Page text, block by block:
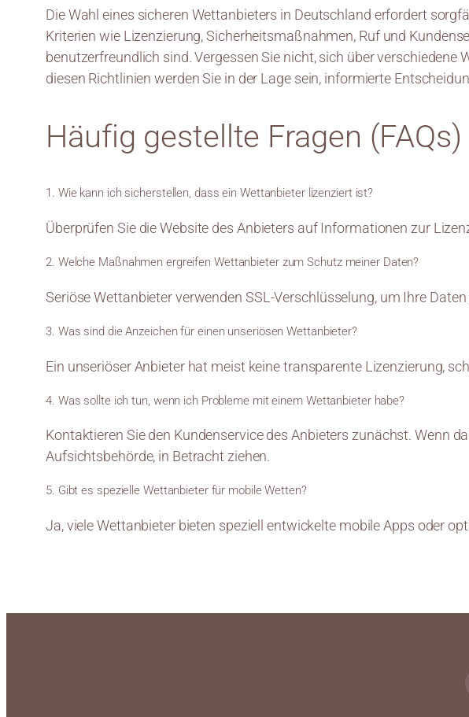
Die Wahl eines sicheren Wettanbieters in Deutschland erfordert
Kriterien wie Lizenzierung, Sicherheitsmaßnahmen, Ruf und
benutzerfreundlich sind. Vergessen Sie nicht, sich über
diesen Richtlinien werden Sie in der Lage sein, informierte
Häufig gestellte Fragen (FAQs)
1. Wie kann ich sicherstellen, dass ein Wettanbieter lizenziert ist?
Überprüfen Sie die Website des Anbieters auf Informationen zur
2. Welche Maßnahmen ergreifen Wettanbieter zum Schutz meiner Daten?
Seriöse Wettanbieter verwenden SSL-Verschlüsselung, um Ihre
3. Was sind die Anzeichen für einen unseriösen Wettanbieter?
Ein unseriöser Anbieter hat meist keine transparente Lizenzierung,
4. Was sollte ich tun, wenn ich Probleme mit einem Wettanbieter habe?
Kontaktieren Sie den Kundenservice des Anbieters zunächst. Wenn
Aufsichtsbehörde, in Betracht ziehen.
5. Gibt es spezielle Wettanbieter für mobile Wetten?
Ja, viele Wettanbieter bieten speziell entwickelte mobile Apps oder